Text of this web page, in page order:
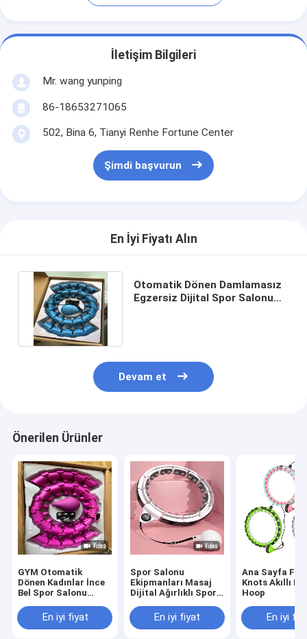
İletişim Bilgileri
Mr. wang yunping
86-18653271065
502, Bina 6, Tianyi Renhe Fortune Center
Şimdi başvurun
En İyi Fiyatı Alın
Otomatik Dönen Damlamasız
Egzersiz Dijital Spor Salonu
Devam et
Önerilen Ürünler
GYM Otomatik
Dönen Kadınlar İnce
Bel Spor Salonu
ÇemberleriEn iyi fiyat
Spor Salonu
Ekipmanları Masaj
Dijital Ağırlıklı Spor
Hula-HoopEn iyi fiyat
Ana Sayfa
Knots Akıllı
Hoop
En iyi